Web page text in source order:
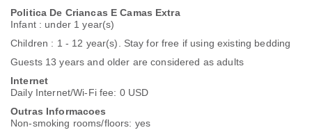
Politica De Criancas E Camas Extra
Infant : under 1 year(s)
Children : 1 - 12 year(s). Stay for free if using existing bedding
Guests 13 years and older are considered as adults
Internet
Daily Internet/Wi-Fi fee: 0 USD
Outras Informacoes
Non-smoking rooms/floors: yes